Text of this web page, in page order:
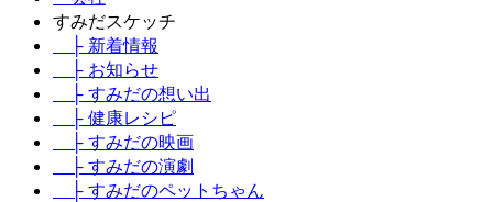
すみだスケッチ
├ 新着情報
├ お知らせ
├ すみだの想い出
├ 健康レシピ
├ すみだの映画
├ すみだの演劇
├ すみだのペットちゃん